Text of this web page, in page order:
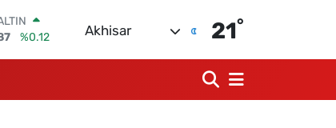
%0.12
Akhisar 21°